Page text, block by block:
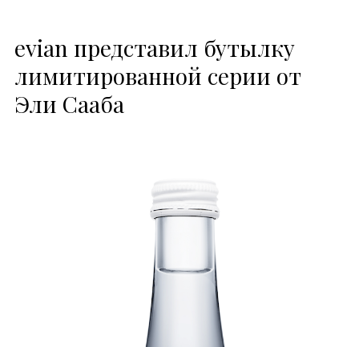
evian представил бутылку
лимитированной серии от
Эли Сааба